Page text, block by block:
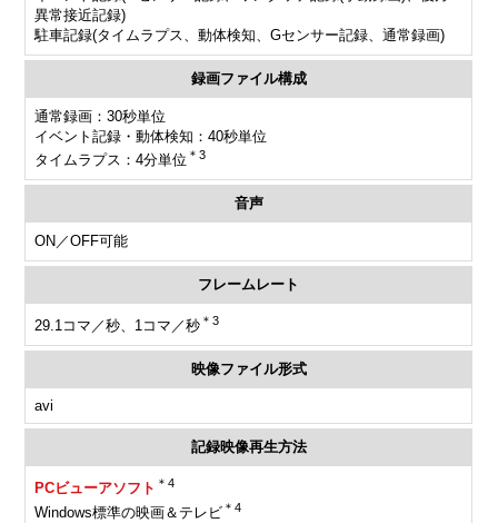
異常接近記録)
駐車記録(タイムラプス、動体検知、Gセンサー記録、通常録画)
録画ファイル構成
通常録画：30秒単位
イベント記録・動体検知：40秒単位
タイムラプス：4分単位 ＊3
音声
ON／OFF可能
フレームレート
29.1コマ／秒、1コマ／秒 ＊3
映像ファイル形式
avi
記録映像再生方法
PCビューアソフト ＊4
Windows標準の映画＆テレビ ＊4